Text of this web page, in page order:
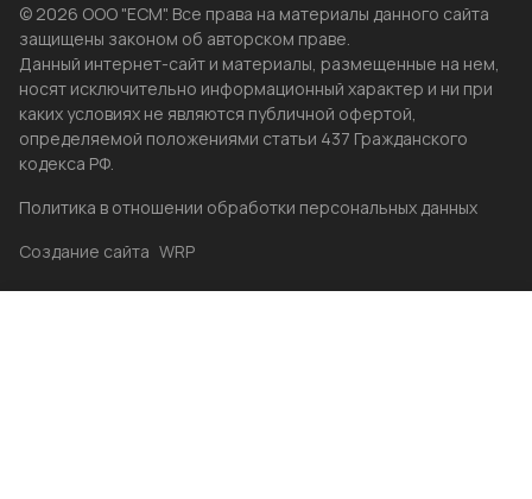
© 2026 ООО "ЕСМ". Все права на материалы данного сайта
защищены законом об авторском праве.
Данный интернет-сайт и материалы, размещенные на нем,
носят исключительно информационный характер и ни при
каких условиях не являются публичной офертой,
определяемой положениями статьи 437 Гражданского
кодекса РФ.
Политика в отношении обработки персональных данных
Создание сайта WRP